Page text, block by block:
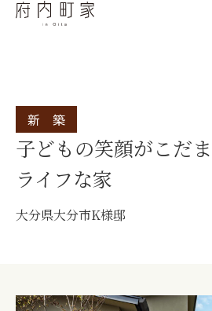
新 築
子どもの笑顔がこだ
ライフな家
大分県大分市K様邸